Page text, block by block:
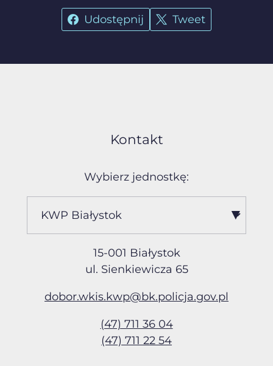
Udostępnij Tweet
Kontakt
Wybierz jednostkę:
15-001 Białystok
ul. Sienkiewicza 65
dobor.wkis.kwp@bk.policja.gov.pl
(47) 711 36 04
(47) 711 22 54